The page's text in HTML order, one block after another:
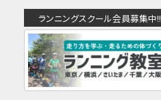
ランニングスクール会員募集中!!